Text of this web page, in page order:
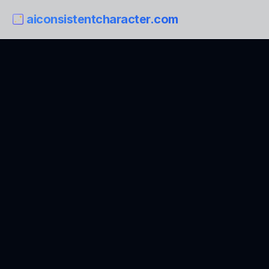
aiconsistentcharacter.com